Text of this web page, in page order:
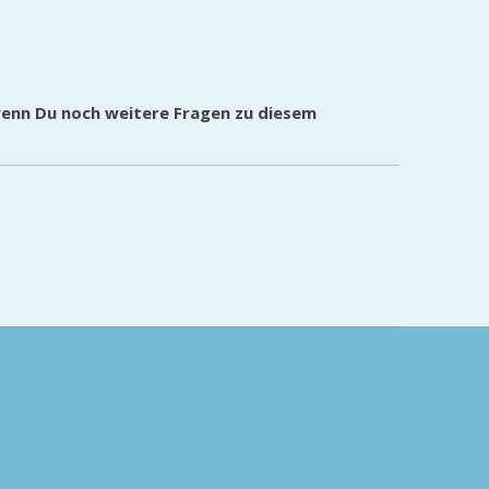
Du noch weitere Fragen zu diesem